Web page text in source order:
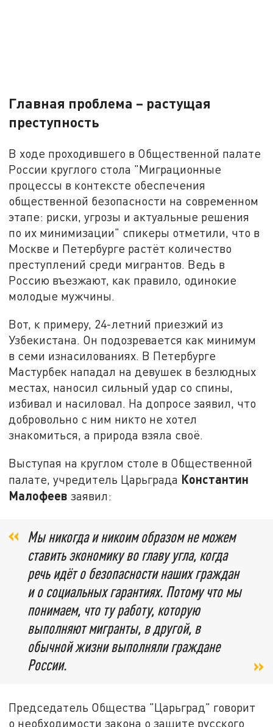
Главная проблема – растущая
преступность
В ходе проходившего в Общественной палате
России круглого стола "Миграционные
процессы в контексте обеспечения
общественной безопасности на современном
этапе: риски, угрозы и актуальные решения
по их минимизации" спикеры отметили, что в
Москве и Петербурге растёт количество
преступлений среди мигрантов. Ведь в
Россию въезжают, как правило, одинокие
молодые мужчины.
Вот, к примеру, 24-летний приезжий из
Узбекистана. Он подозревается как минимум
в семи изнасилованиях. В Петербурге
Мастурбек нападал на девушек в безлюдных
местах, наносил сильный удар со спины,
избивал и насиловал. На допросе заявил, что
добровольно с ним никто не хотел
знакомиться, а природа взяла своё.
Выступая на круглом столе в Общественной
палате, учредитель Царьграда Константин
Малофеев заявил:
Мы никогда и никоим образом не можем
ставить экономику во главу угла, когда
речь идёт о безопасности наших граждан
и о социальных гарантиях. Потому что мы
понимаем, что ту работу, которую
выполняют мигранты, в другой, в
обычной жизни выполняли граждане
России.
Председатель Общества "Царьград" говорит
о необходимости закона о защите русского